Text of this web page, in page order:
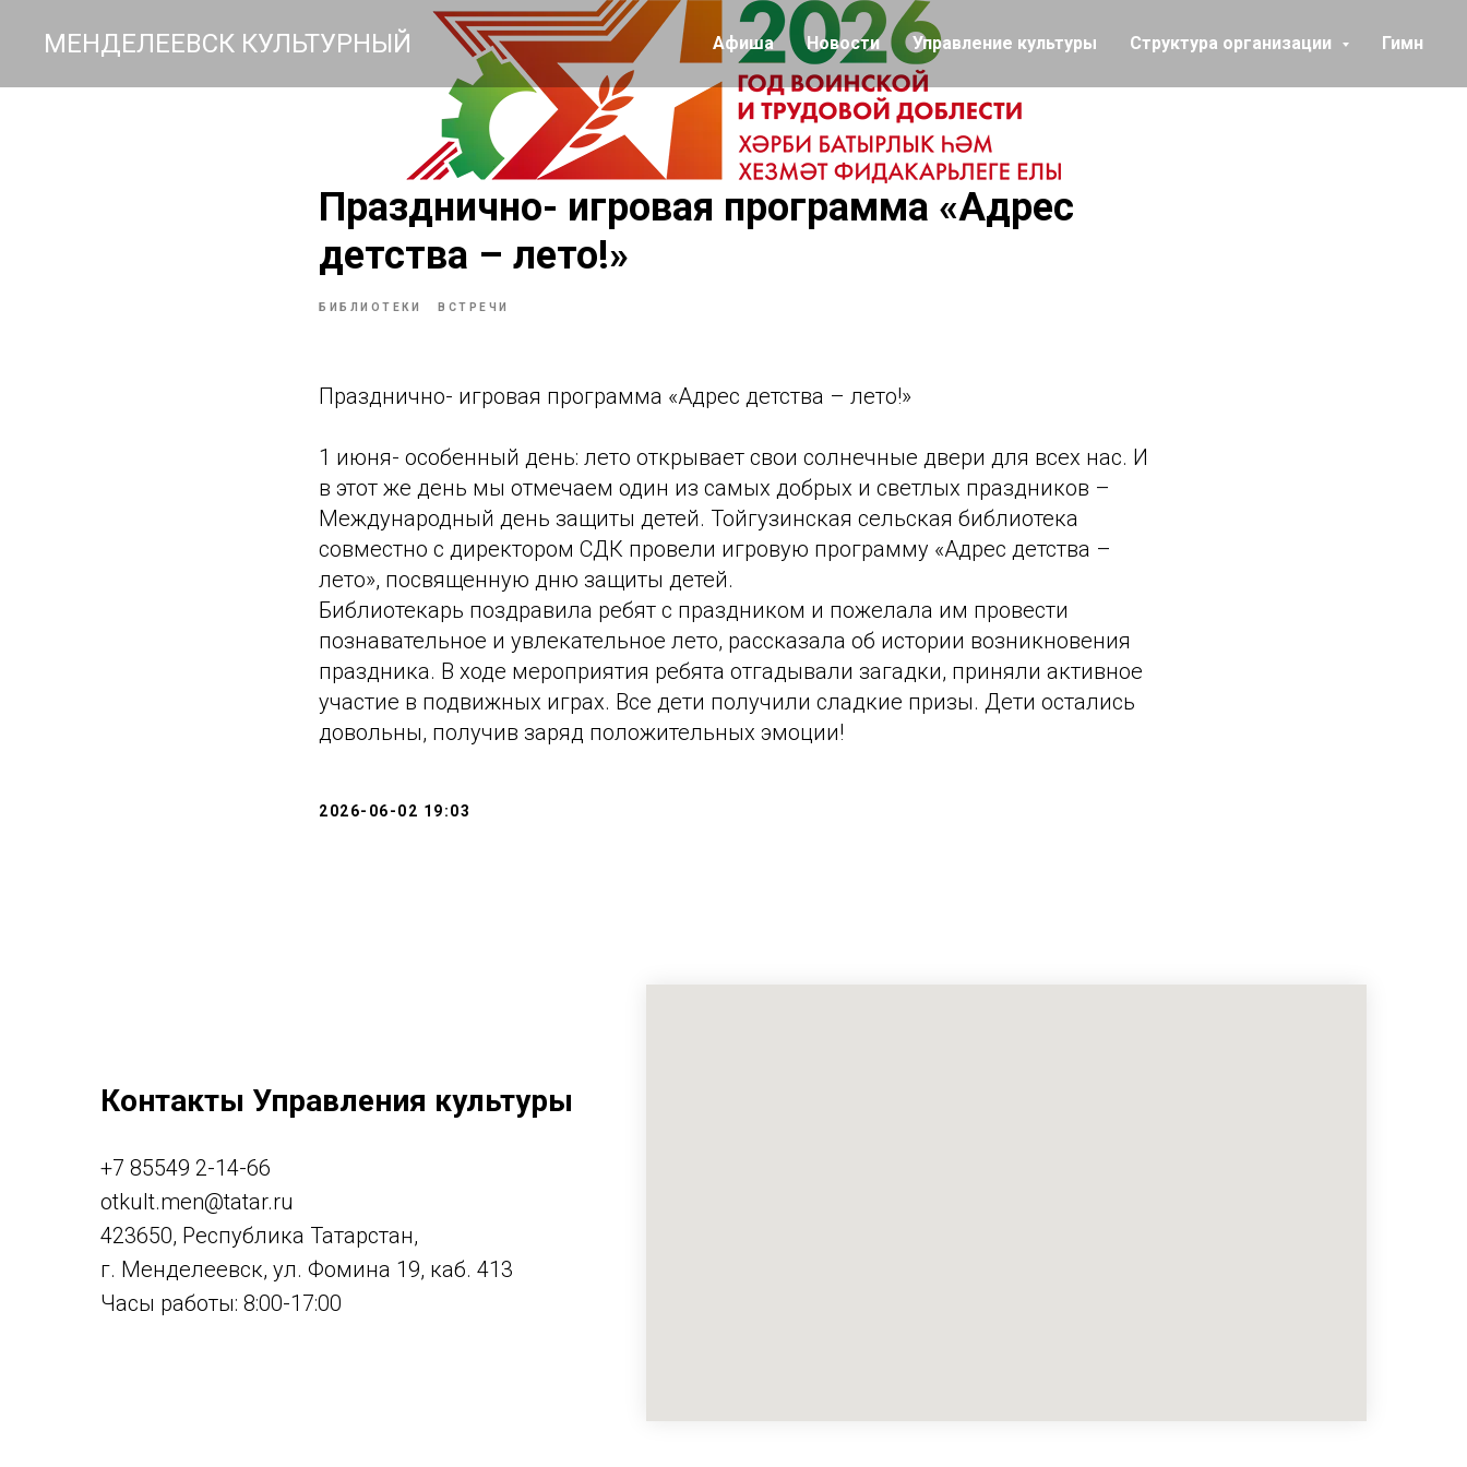
МЕНДЕЛЕЕВСК КУЛЬТУРНЫЙ Афиша Новости Управление культуры Структура организации Гимн
Празднично- игровая программа «Адрес
детства – лето!»
БИБЛИОТЕКИ ВСТРЕЧИ
Празднично- игровая программа «Адрес детства – лето!»
1 июня- особенный день: лето открывает свои солнечные двери для всех нас. И
в этот же день мы отмечаем один из самых добрых и светлых праздников –
Международный день защиты детей. Тойгузинская сельская библиотека
совместно с директором СДК провели игровую программу «Адрес детства –
лето», посвященную дню защиты детей.
Библиотекарь поздравила ребят с праздником и пожелала им провести
познавательное и увлекательное лето, рассказала об истории возникновения
праздника. В ходе мероприятия ребята отгадывали загадки, приняли активное
участие в подвижных играх. Все дети получили сладкие призы. Дети остались
довольны, получив заряд положительных эмоции!
2026-06-02 19:03
Контакты Управления культуры
+7 85549 2-14-66
otkult.men@tatar.ru
423650, Республика Татарстан,
г. Менделеевск, ул. Фомина 19, каб. 413
Часы работы: 8:00-17:00